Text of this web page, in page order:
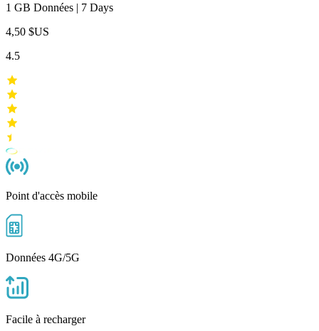
1 GB Données | 7 Days
4,50 $US
4.5
Point d'accès mobile
Données 4G/5G
Facile à recharger